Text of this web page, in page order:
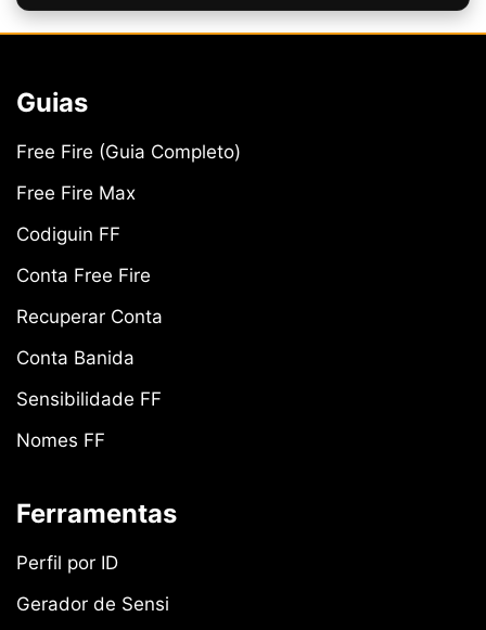
Guias
Free Fire (Guia Completo)
Free Fire Max
Codiguin FF
Conta Free Fire
Recuperar Conta
Conta Banida
Sensibilidade FF
Nomes FF
Ferramentas
Perfil por ID
Gerador de Sensi